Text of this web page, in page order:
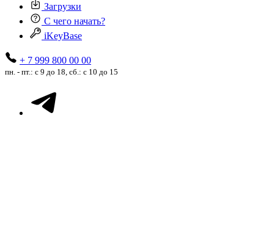
Загрузки
С чего начать?
iKeyBase
+ 7 999 800 00 00
пн. - пт.: с 9 до 18, сб.: с 10 до 15